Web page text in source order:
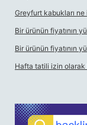
Greyfurt kabukları ne
Bir ürünün fiyatının
Bir ürünün fiyatının
Hafta tatili izin olarak